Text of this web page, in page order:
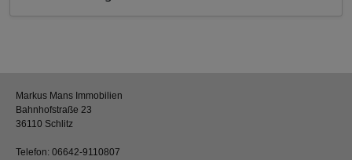
Markus Mans Immobilien
Bahnhofstraße 23
36110 Schlitz
Telefon: 06642-9110807